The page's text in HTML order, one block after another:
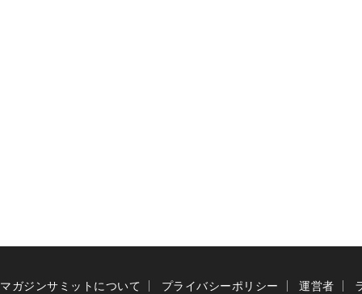
マガジンサミットについて プライバシーポリシー 運営者